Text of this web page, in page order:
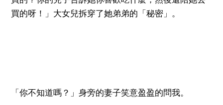
買的呀！」大女兒拆穿了她弟弟的「秘密」。
「你不知道嗎？」身旁的妻子笑意盈盈的問我。